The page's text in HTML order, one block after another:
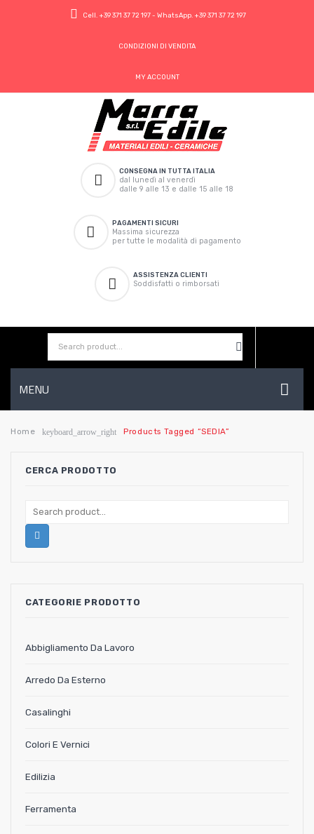
Cell. +39 371 37 72 197- WhatsApp. +39 371 37 72 197
CONDIZIONI DI VENDITA
MY ACCOUNT
CONSEGNA IN TUTTA ITALIA
dal lunedì al venerdì
dalle 9 alle 13 e dalle 15 alle 18
PAGAMENTI SICURI
Massima sicurezza
per tutte le modalità di pagamento
ASSISTENZA CLIENTI
Soddisfatti o rimborsati
MENU
HOME
CONTATTI
WISHLIST
Home keyboard_arrow_right Products Tagged “SEDIA”
CERCA PRODOTTO
CATEGORIE PRODOTTO
Abbigliamento Da Lavoro
Arredo Da Esterno
Casalinghi
Colori E Vernici
Edilizia
Ferramenta